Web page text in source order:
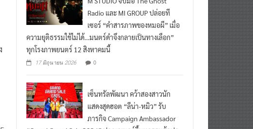
Radio และ MI GROUP ปล่อยที
เซอร์ “คำสารภาพของหมอผี” เมื่อ
ความยุติธรรมใช้ไม่ได้…มนตร์ดำจึงกลายเป็นทางเลือก”
ทุกโรงภาพยนตร์ 12 สิงหาคมนี้
แสดงสุดฮอต “ลีน่า-หมิว” รับ
ภารกิจ Campaign Ambassador
“Grand Grand Sale 2026” ปลุกเอเนอร์จี้มหกรรมช้อปก